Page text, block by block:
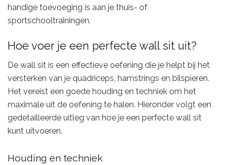
handige toevoeging is aan je thuis- of
sportschooltrainingen.
Hoe voer je een perfecte wall sit uit?
De wall sit is een effectieve oefening die je helpt bij het
versterken van je quadriceps, hamstrings en bilspieren.
Het vereist een goede houding en techniek om het
maximale uit de oefening te halen. Hieronder volgt een
gedetailleerde uitleg van hoe je een perfecte wall sit
kunt uitvoeren.
Houding en techniek